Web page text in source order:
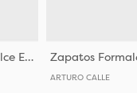
Zapatos Formales para Hombre Calce Elegante en Cuero
ARTURO CALLE